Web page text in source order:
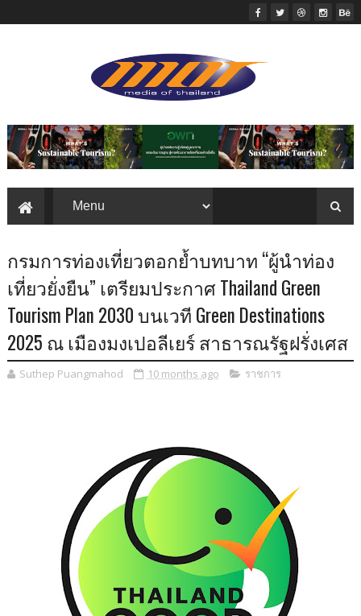
กรมการท่องเที่ยวตอกย้ำบทบาท “ผู้นำท่อง
เที่ยวยั่งยืน” เตรียมประกาศ Thailand Green
Tourism Plan 2030 บนเวที Green Destinations
2025 ณ เมืองมงเปอลีเยร์ สาธารณรัฐฝรั่งเศส
Suthep Puangmahod 10 months ago ราชการ